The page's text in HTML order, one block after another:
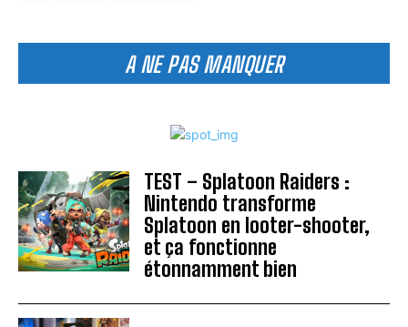
A NE PAS MANQUER
TEST – Splatoon Raiders :
Nintendo transforme
Splatoon en looter-shooter,
et ça fonctionne
étonnamment bien